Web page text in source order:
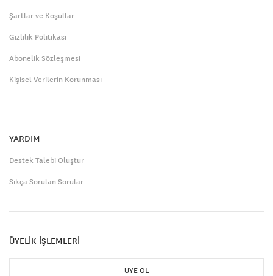
Şartlar ve Koşullar
Gizlilik Politikası
Abonelik Sözleşmesi
Kişisel Verilerin Korunması
YARDIM
Destek Talebi Oluştur
Sıkça Sorulan Sorular
ÜYELİK İŞLEMLERİ
ÜYE OL